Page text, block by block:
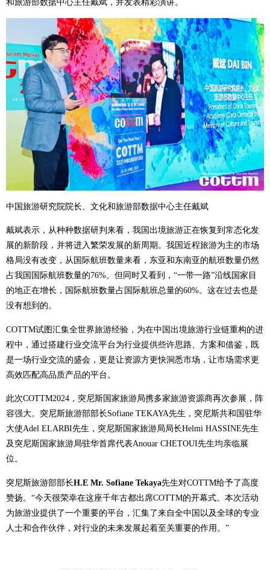
和旅游部数据中心主任戴斌，并发表精彩演讲。
中国旅游研究院院长、文化和旅游部数据中心主任戴斌
戴斌表示，从种种数据研判来看，我国出境旅游正在恢复到常态化发
展的新阶段，并将进入繁荣发展的新周期。我国近程旅游为主的市场
格局没有改变，从国际航班数量来看，东亚和东南亚的航班数量仍然
占我国国际航班数量的76%。但同时又看到，“一带一路”沿线国家目
的地正在增长，国际航班数量占国际航班总量的60%。这在过去也是
没有想到的。
COTTM试图汇集全世界旅游经验，为在中国出境旅游行业链重构的进
程中，通过搭建行业交流平台为行业提供些许思路、方案和借鉴，既
是一场行业交流的盛会，更是让资源方更快洞悉市场，让市场需求更
高效匹配高品质产品的平台。
此次COTTM2024，突尼斯国家旅游局携多家旅游资源商再次参展，阵
容强大。突尼斯旅游部部长Sofiane TEKAYA先生，突尼斯共和国驻华
大使Adel ELARBI先生，突尼斯国家旅游局局长Helmi HASSINE先生
及突尼斯国家旅游局驻华首席代表Anouar CHETOUI先生均亲临展
位。
突尼斯旅游部部长H.E Mr. Sofiane Tekaya先生对COTTM给予了高度
赞扬。“今天很荣幸在这座千年古都出席COTTM的开幕式。本次活动
为旅游业提供了一个重要的平台，汇集了来自全中国以及全球的专业
人士和合作伙伴，对行业的未来发展起着至关重要的作用。”